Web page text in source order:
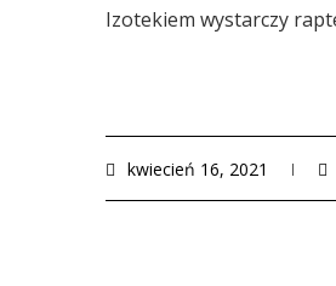
Izotekiem wystarczy
kwiecień 16, 2021